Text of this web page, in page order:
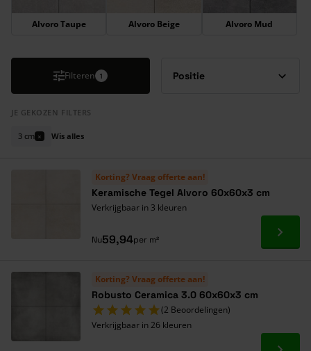
Alvoro Taupe Alvoro Beige Alvoro Mud
Filteren 1
JE GEKOZEN FILTERS
3 cm × Wis alles
Korting? Vraag offerte aan!
Keramische Tegel Alvoro 60x60x3 cm
Verkrijgbaar in 3 kleuren
Nu59,94per m² Ga
Korting? Vraag offerte aan!
Robusto Ceramica 3.0 60x60x3 cm
(2 Beoordelingen)
Verkrijgbaar in 26 kleuren